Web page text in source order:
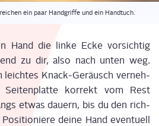
ein paar Hand­grif­fe und ein Handtuch.
Hand die lin­ke Ecke vor­sich­tig
zu dir, also nach unten weg.
leich­tes Knack-Geräusch ver­neh­
kor­rekt vom Rest
etwas dau­ern, bis du den rich­
dei­ne Hand even­tu­ell